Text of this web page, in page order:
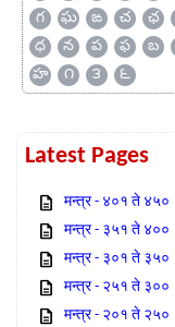
గ
ఘ ఙ చ ఛ
ధ
న ప ఫ బ
హ
౧ ౩ ౬
Latest Pages
मन्त्र - ४०१ ते ४५०
मन्त्र - ३५१ ते ४००
मन्त्र - ३०१ ते ३५०
मन्त्र - २५१ ते ३००
मन्त्र - २०१ ते २५०